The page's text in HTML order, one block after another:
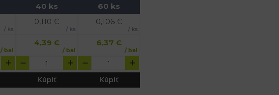
/ ks
/ bal
40 ks
0,110 €
/ ks
4,39 €
/ bal
Kúpiť
60 ks
0,106€
/ ks
6,37 €
/ bal
Kúpiť